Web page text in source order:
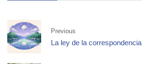
Previous
La ley de la correspondencia